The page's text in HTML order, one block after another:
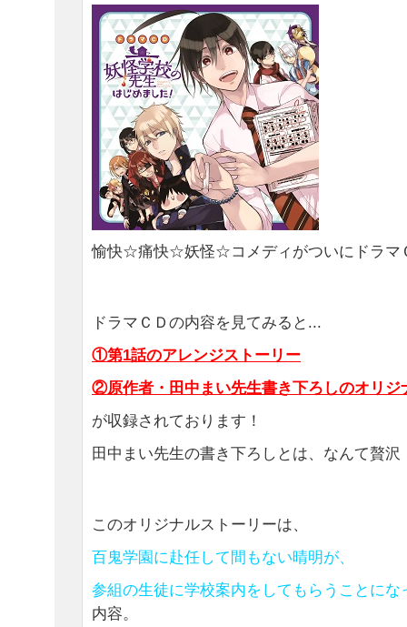
愉快☆痛快☆妖怪☆コメディがついにドラマ
ドラマＣＤの内容を見てみると...
①第1話のアレンジストーリー
②原作者・田中まい先生書き下ろしのオリジ
が収録されております！
田中まい先生の書き下ろしとは、なんて贅沢
このオリジナルストーリーは、
百鬼学園に赴任して間もない晴明が、
参組の生徒に学校案内をしてもらうことにな
内容。